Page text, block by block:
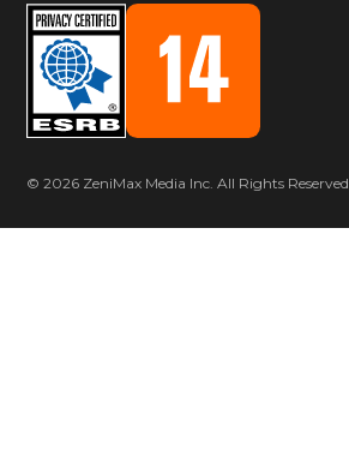
© 2026 ZeniMax Media Inc. All Rights Reserved.